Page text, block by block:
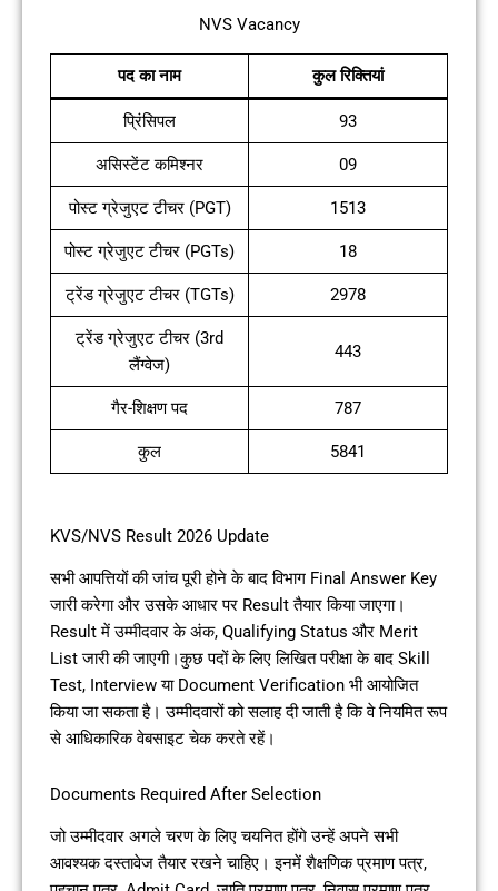
NVS Vacancy
पद का नाम कुल रिक्तियां
प्रिंसिपल 93
असिस्टेंट कमिश्नर 09
पोस्ट ग्रेजुएट टीचर (PGT) 1513
पोस्ट ग्रेजुएट टीचर (PGTs) 18
ट्रेंड ग्रेजुएट टीचर (TGTs) 2978
ट्रेंड ग्रेजुएट टीचर (3rd
लैंग्वेज)
443
गैर-शिक्षण पद 787
कुल 5841
KVS/NVS Result 2026 Update
सभी आपत्तियों की जांच पूरी होने के बाद विभाग Final Answer Key
जारी करेगा और उसके आधार पर Result तैयार किया जाएगा।
Result में उम्मीदवार के अंक, Qualifying Status और Merit
List जारी की जाएगी।कुछ पदों के लिए लिखित परीक्षा के बाद Skill
Test, Interview या Document Verification भी आयोजित
किया जा सकता है। उम्मीदवारों को सलाह दी जाती है कि वे नियमित रूप
से आधिकारिक वेबसाइट चेक करते रहें।
Documents Required After Selection
जो उम्मीदवार अगले चरण के लिए चयनित होंगे उन्हें अपने सभी
आवश्यक दस्तावेज तैयार रखने चाहिए। इनमें शैक्षणिक प्रमाण पत्र,